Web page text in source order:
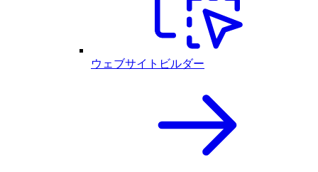
ウェブサイトビルダー